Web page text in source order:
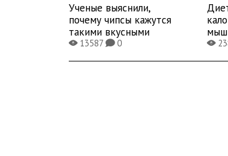
Ученые выяснили,
почему чипсы кажутся
такими вкусными
X13587K0 X